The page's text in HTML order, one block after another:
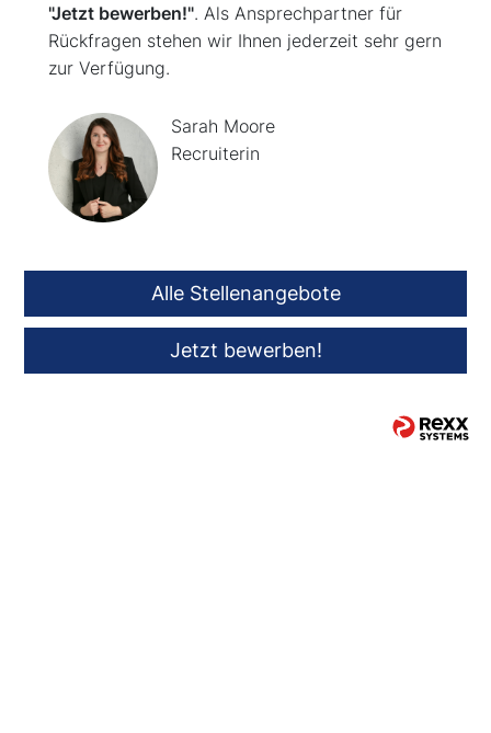
"Jetzt bewerben!". Als Ansprechpartner für
Rückfragen stehen wir Ihnen jederzeit sehr gern
zur Verfügung.
Sarah Moore
Recruiterin
Alle Stellenangebote
Jetzt bewerben!